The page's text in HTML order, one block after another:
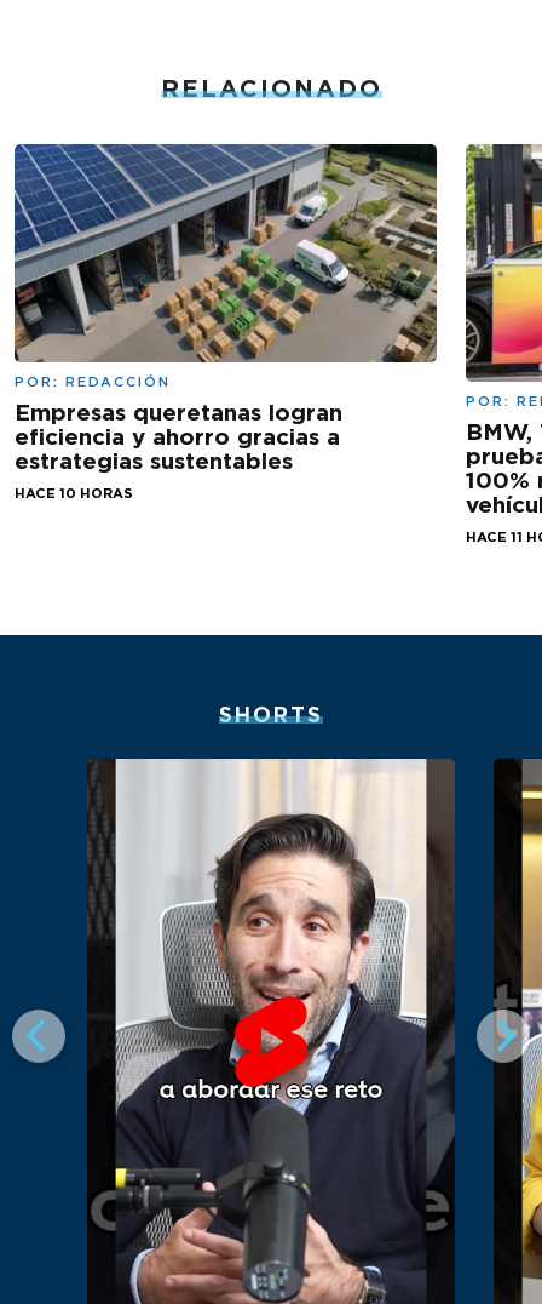
RELACIONADO
POR: REDACCIÓN
Empresas queretanas logran
eficiencia y ahorro gracias a
estrategias sustentables
HACE 10 HORAS
POR:
100%
HACE 11
SHORTS